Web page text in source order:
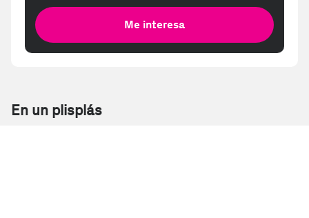
Me interesa
En un plisplás